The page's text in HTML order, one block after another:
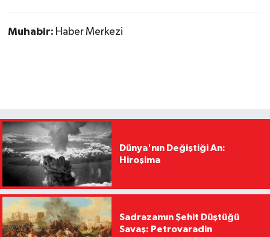
Muhabir: Haber Merkezi
Dünya'nın Değiştiği An:
Hiroşima
Sadrazamın Şehit Düştüğü
Savaş: Petrovaradin